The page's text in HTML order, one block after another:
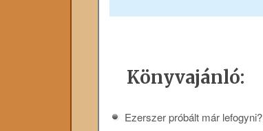
Könyvajánló:
Ezerszer próbált már lefogyni?